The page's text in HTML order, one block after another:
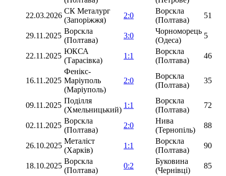
22.03.2026
СК Металург
(Запоріжжя)
2:0
Ворскла
(Полтава)
51
29.11.2025
Ворскла
(Полтава)
3:0
Чорноморець
(Одеса)
5
22.11.2025
ЮКСА
(Тарасівка)
1:1
Ворскла
(Полтава)
46
16.11.2025
Фенікс-
Маріуполь
(Маріуполь)
2:0
Ворскла
(Полтава)
35
09.11.2025
Поділля
(Хмельницький)
1:1
Ворскла
(Полтава)
72
02.11.2025
Ворскла
(Полтава)
2:0
Нива
(Тернопіль)
88
26.10.2025
Металіст
(Харків)
1:1
Ворскла
(Полтава)
90
18.10.2025
Ворскла
(Полтава)
0:2
Буковина
(Чернівці)
85